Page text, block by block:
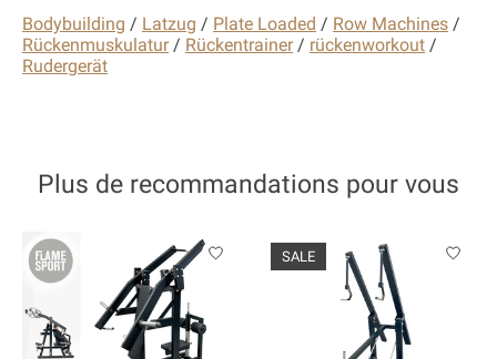
Bodybuilding / Latzug / Plate Loaded / Row Machines /
Rückenmuskulatur/ Rückentrainer/ rückenworkout /
Rudergerät
Plus de recommandations pour vous
Articles du carrousel de produits
SALE